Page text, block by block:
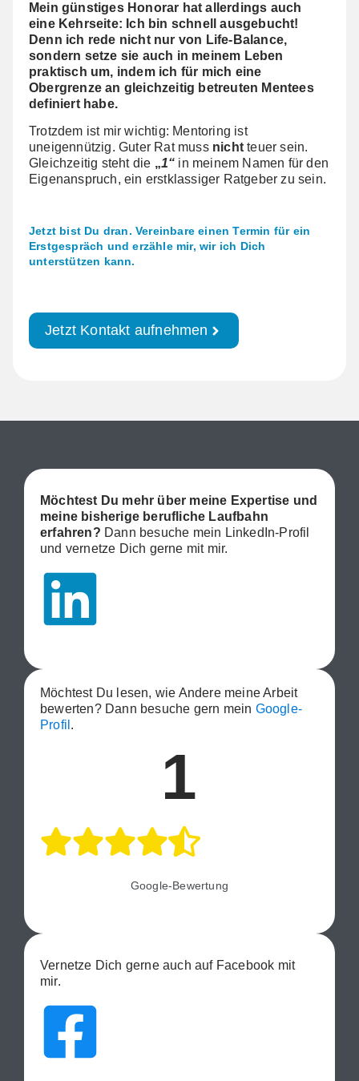
Mein günstiges Honorar hat allerdings auch
eine Kehrseite: Ich bin schnell ausgebucht!
Denn ich rede nicht nur von Life-Balance,
sondern setze sie auch in meinem Leben
praktisch um, indem ich für mich eine
Obergrenze an gleichzeitig betreuten Mentees
definiert habe.
Trotzdem ist mir wichtig: Mentoring ist
uneigennützig. Guter Rat muss nicht teuer sein.
Gleichzeitig steht die „1“ in meinem Namen für den
Eigenanspruch, ein erstklassiger Ratgeber zu sein.
Jetzt bist Du dran. Vereinbare einen Termin für ein
Erstgespräch und erzähle mir, wir ich Dich
unterstützen kann.
Jetzt Kontakt aufnehmen
Möchtest Du mehr über meine Expertise und
meine bisherige berufliche Laufbahn
erfahren? Dann besuche mein LinkedIn-Profil
und vernetze Dich gerne mit mir.
Möchtest Du lesen, wie Andere meine Arbeit
bewerten? Dann besuche gern mein Google-
Profil .
1
Google-Bewertung
Vernetze Dich gerne auch auf Facebook mit
mir.